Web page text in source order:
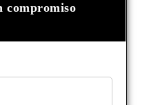
compromiso